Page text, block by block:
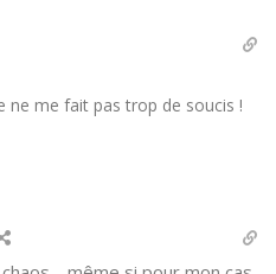
ne me fait pas trop de soucis !